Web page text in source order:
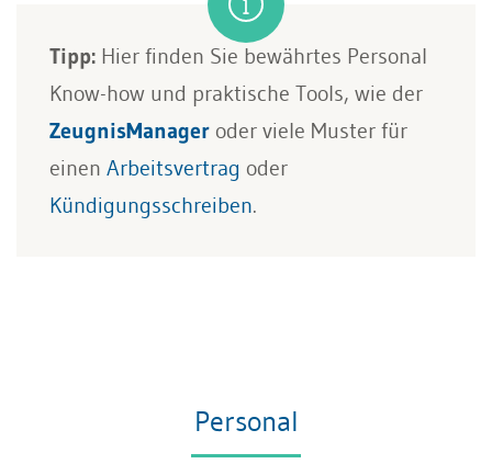
Tipp: Hier finden Sie bewährtes Personal
Know-how und praktische Tools, wie der
ZeugnisManager oder viele Muster für
einen Arbeitsvertrag oder
Kündigungsschreiben.
Personal